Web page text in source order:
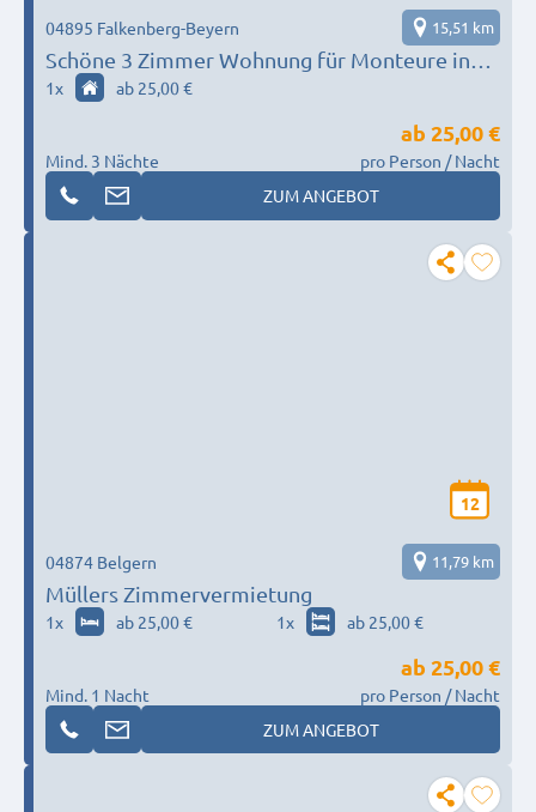
Schöne 3 Zimmer Wohnung für Monteure in
Falkenberg, OT Beyern
04895 Falkenberg-Beyern 15,51 km
1x ab 25,00 €
Mind. 3 Nächte
ab 25,00 €
pro Person / Nacht
ZUM ANGEBOT
12
Müllers Zimmervermietung
04874 Belgern 11,79 km
1x ab 25,00 € 1x ab 25,00 €
Mind. 1 Nacht
ab 25,00 €
pro Person / Nacht
ZUM ANGEBOT